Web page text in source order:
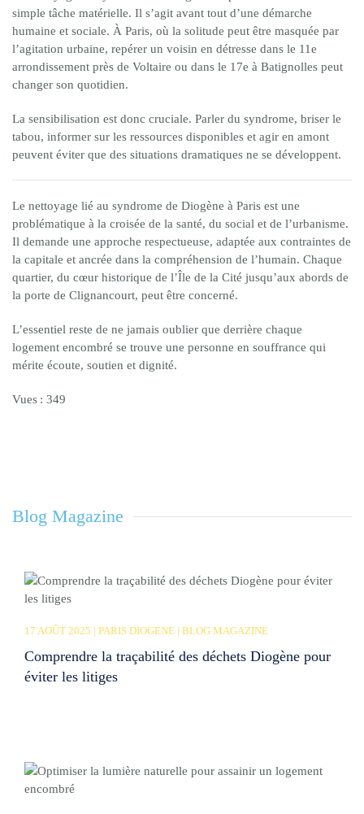
simple tâche matérielle. Il s’agit avant tout d’une démarche
humaine et sociale. À Paris, où la solitude peut être masquée par
l’agitation urbaine, repérer un voisin en détresse dans le 11e
arrondissement près de Voltaire ou dans le 17e à Batignolles peut
changer son quotidien.
La sensibilisation est donc cruciale. Parler du syndrome, briser le
tabou, informer sur les ressources disponibles et agir en amont
peuvent éviter que des situations dramatiques ne se développent.
Le nettoyage lié au syndrome de Diogène à Paris est une
problématique à la croisée de la santé, du social et de l’urbanisme.
Il demande une approche respectueuse, adaptée aux contraintes de
la capitale et ancrée dans la compréhension de l’humain. Chaque
quartier, du cœur historique de l’Île de la Cité jusqu’aux abords de
la porte de Clignancourt, peut être concerné.
L’essentiel reste de ne jamais oublier que derrière chaque
logement encombré se trouve une personne en souffrance qui
mérite écoute, soutien et dignité.
Vues : 349
Blog Magazine
17 AOÛT 2025 | PARIS DIOGENE | BLOG MAGAZINE
Comprendre la traçabilité des déchets Diogène pour
éviter les litiges